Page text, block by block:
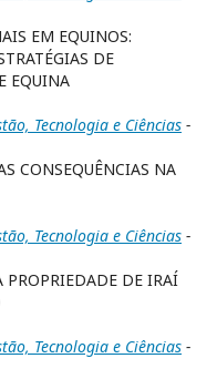
EM EQUINOS:
DE
EQUINA
Tecnologia e Ciências -
CONSEQUÊNCIAS NA
Tecnologia e Ciências -
PROPRIEDADE DE IRAÍ
Tecnologia e Ciências -